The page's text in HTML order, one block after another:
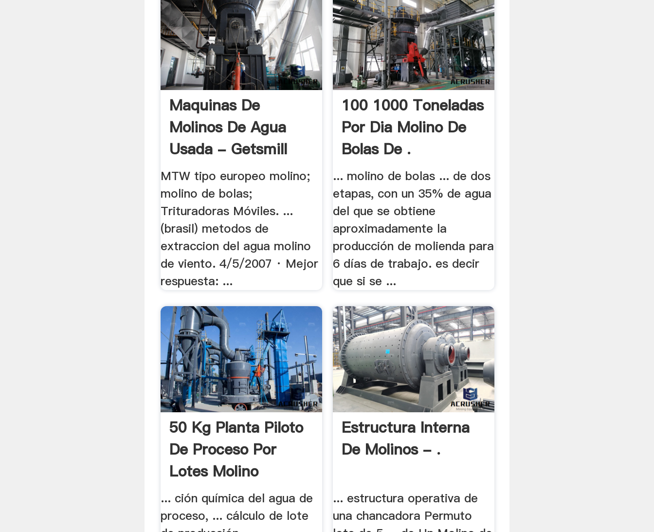
Maquinas De
Molinos De Agua
Usada - Getsmill
MTW tipo europeo molino;
molino de bolas;
Trituradoras Móviles. ...
(brasil) metodos de
extraccion del agua molino
de viento. 4/5/2007 · Mejor
respuesta: ...
100 1000 Toneladas
Por Dia Molino De
Bolas De .
... molino de bolas ... de dos
etapas, con un 35% de agua
del que se obtiene
aproximadamente la
producción de molienda para
6 días de trabajo. es decir
que si se ...
50 Kg Planta Piloto
De Proceso Por
Lotes Molino
... ción química del agua de
proceso, ... cálculo de lote
Estructura Interna
De Molinos - .
... estructura operativa de
una chancadora Permuto